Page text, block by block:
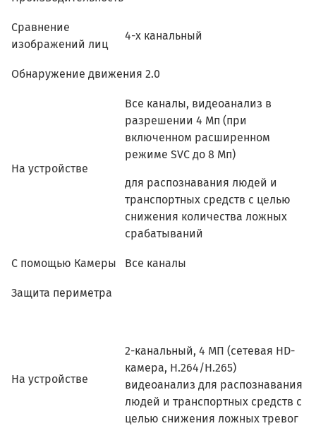
Сравнение
изображений лиц
4-х канальный
Обнаружение движения 2.0
На устройстве
Все каналы, видеоанализ в
разрешении 4 Мп (при
включенном расширенном
режиме SVC до 8 Мп)
для распознавания людей и
транспортных средств с целью
снижения количества ложных
срабатываний
С помощью Камеры Все каналы
Защита периметра
На устройстве
2-канальный, 4 МП (сетевая HD-
камера, H.264/H.265)
видеоанализ для распознавания
людей и транспортных средств с
целью снижения ложных тревог